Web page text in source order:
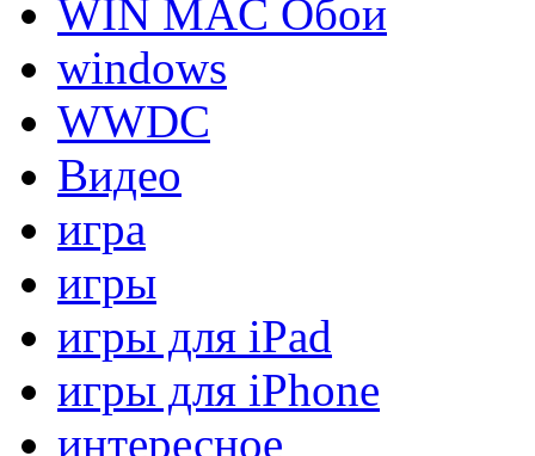
WIN MAC Обои
windows
WWDC
Видео
игра
игры
игры для iPad
игры для iPhone
интересное